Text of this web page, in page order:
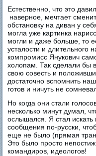
Естественно, что это
наверное, мечтает
обстановку на диван у
могла уже картинка
могли и даже больше, то
усталости и длительного
компромисс Янукович
холопам. Так сделали бы
свою совесть и
достаточно вспомнить
готов и ничуть не
Но когда они стали
несколько минут думал,
ослышался. Я стал
сообщения по-русски,
еще не было (прямая
Это было просто
командиров, идеологов!